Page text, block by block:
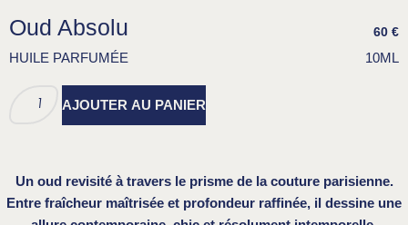
Oud Absolu 60 €
HUILE PARFUMÉE 10ML
AJOUTER AU PANIER
Un oud revisité à travers le prisme de la couture parisienne.
Entre fraîcheur maîtrisée et profondeur raffinée, il dessine une